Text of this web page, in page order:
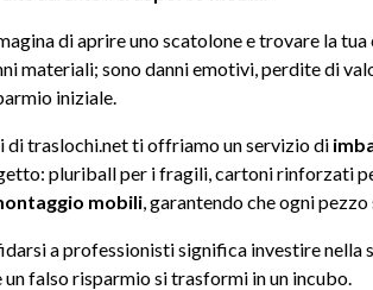
di aprire uno scatolone e trovare la
materiali; sono danni emotivi, perdite di
iniziale.
di traslochi.net ti offriamo un servizio di
pluriball per i fragili, cartoni rinforzati
mobili, garantendo che ogni
a professionisti significa investire nella
un falso risparmio si trasformi in un incubo.